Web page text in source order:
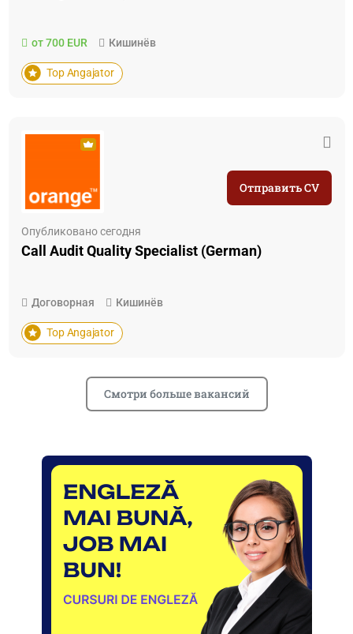
от 700 EUR Кишинёв
Top Angajator
Опубликовано сегодня
Call Audit Quality Specialist (German)
Договорная Кишинёв
Top Angajator
Отправить CV
Смотри больше вакансий